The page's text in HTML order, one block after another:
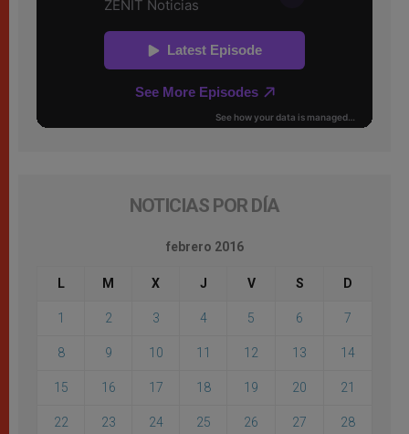
NOTICIAS POR DÍA
febrero 2016
L M X J V S D
1 2 3 4 5 6 7
8 9 10 11 12 13 14
15 16 17 18 19 20 21
22 23 24 25 26 27 28